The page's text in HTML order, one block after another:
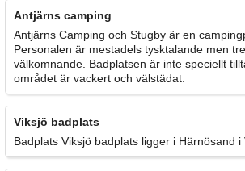
Antjärns camping
Antjärns Camping och Stugby är en
Personalen är mestadels tysktalande men
välkomnande. Badplatsen är inte speciellt
området är vackert och välstädat.
Viksjö badplats
Badplats Viksjö badplats ligger i Härnösand i